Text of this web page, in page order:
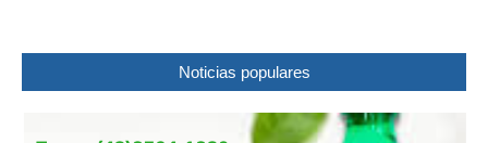
Noticias populares